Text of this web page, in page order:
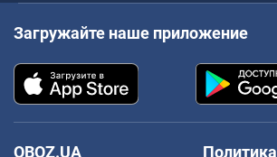
Загружайте наше приложение
OBOZ.UA
Политика